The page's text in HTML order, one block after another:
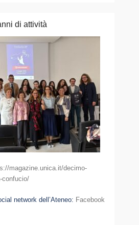
di attività
magazine.unica.it/decimo-
confucio/
network dell’Ateneo: Facebook